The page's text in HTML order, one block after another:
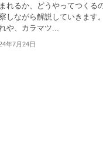
れるか、どうやってつくる
しながら解説していきます
や、カラマツ...
年7月24日